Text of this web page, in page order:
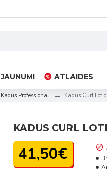
JAUNUMI ATLAIDES
Kadus Professional Kadus Curl
KADUS CURL
41,50€